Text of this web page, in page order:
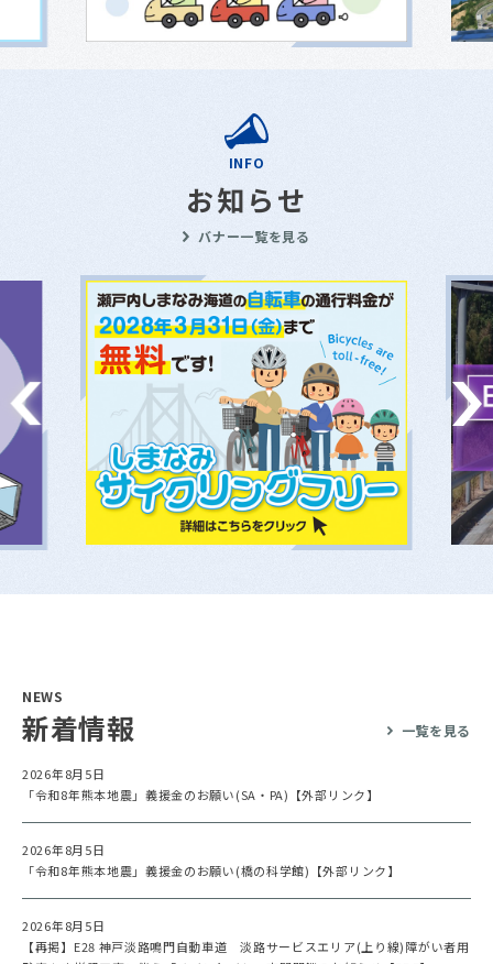
INFO
お知らせ
バナー一覧を見る
NEWS
新着情報 一覧を見る
2026年8月5日
「令和8年熊本地震」義援金のお願い(SA・PA)【外部リンク】
2026年8月5日
「令和8年熊本地震」義援金のお願い(橋の科学館)【外部リンク】
2026年8月5日
【再掲】E28 神戸淡路鳴門自動車道 淡路サービスエリア(上り線)障がい者用